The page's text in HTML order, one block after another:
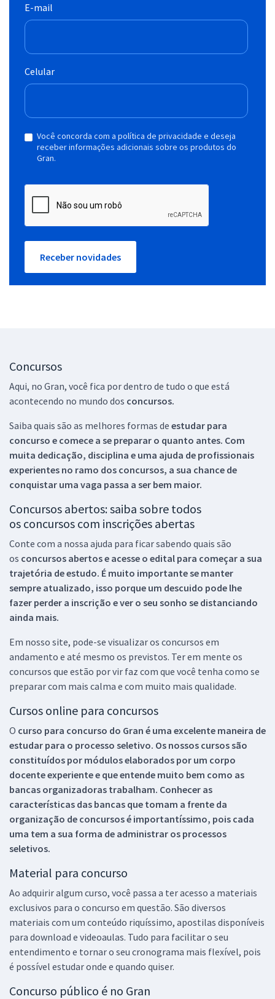
E-mail
Celular
Você concorda com a política de privacidade e deseja
receber informações adicionais sobre os produtos do
Gran.
Receber novidades
Concursos
Aqui, no Gran, você fica por dentro de tudo o que está
acontecendo no mundo dos concursos.
Saiba quais são as melhores formas de estudar para
concurso e comece a se preparar o quanto antes. Com
muita dedicação, disciplina e uma ajuda de profissionais
experientes no ramo dos concursos, a sua chance de
conquistar uma vaga passa a ser bem maior.
Concursos abertos: saiba sobre todos
os concursos com inscrições abertas
Conte com a nossa ajuda para ficar sabendo quais são
os concursos abertos e acesse o edital para começar a sua
trajetória de estudo. É muito importante se manter
sempre atualizado, isso porque um descuido pode lhe
fazer perder a inscrição e ver o seu sonho se distanciando
ainda mais.
Em nosso site, pode-se visualizar os concursos em
andamento e até mesmo os previstos. Ter em mente os
concursos que estão por vir faz com que você tenha como se
preparar com mais calma e com muito mais qualidade.
Cursos online para concursos
O curso para concurso do Gran é uma excelente maneira de
estudar para o processo seletivo. Os nossos cursos são
constituídos por módulos elaborados por um corpo
docente experiente e que entende muito bem como as
bancas organizadoras trabalham. Conhecer as
características das bancas que tomam a frente da
organização de concursos é importantíssimo, pois cada
uma tem a sua forma de administrar os processos
seletivos.
Material para concurso
Ao adquirir algum curso, você passa a ter acesso a materiais
exclusivos para o concurso em questão. São diversos
materiais com um conteúdo riquíssimo, apostilas disponíveis
para download e videoaulas. Tudo para facilitar o seu
entendimento e tornar o seu cronograma mais flexível, pois
é possível estudar onde e quando quiser.
Concurso público é no Gran